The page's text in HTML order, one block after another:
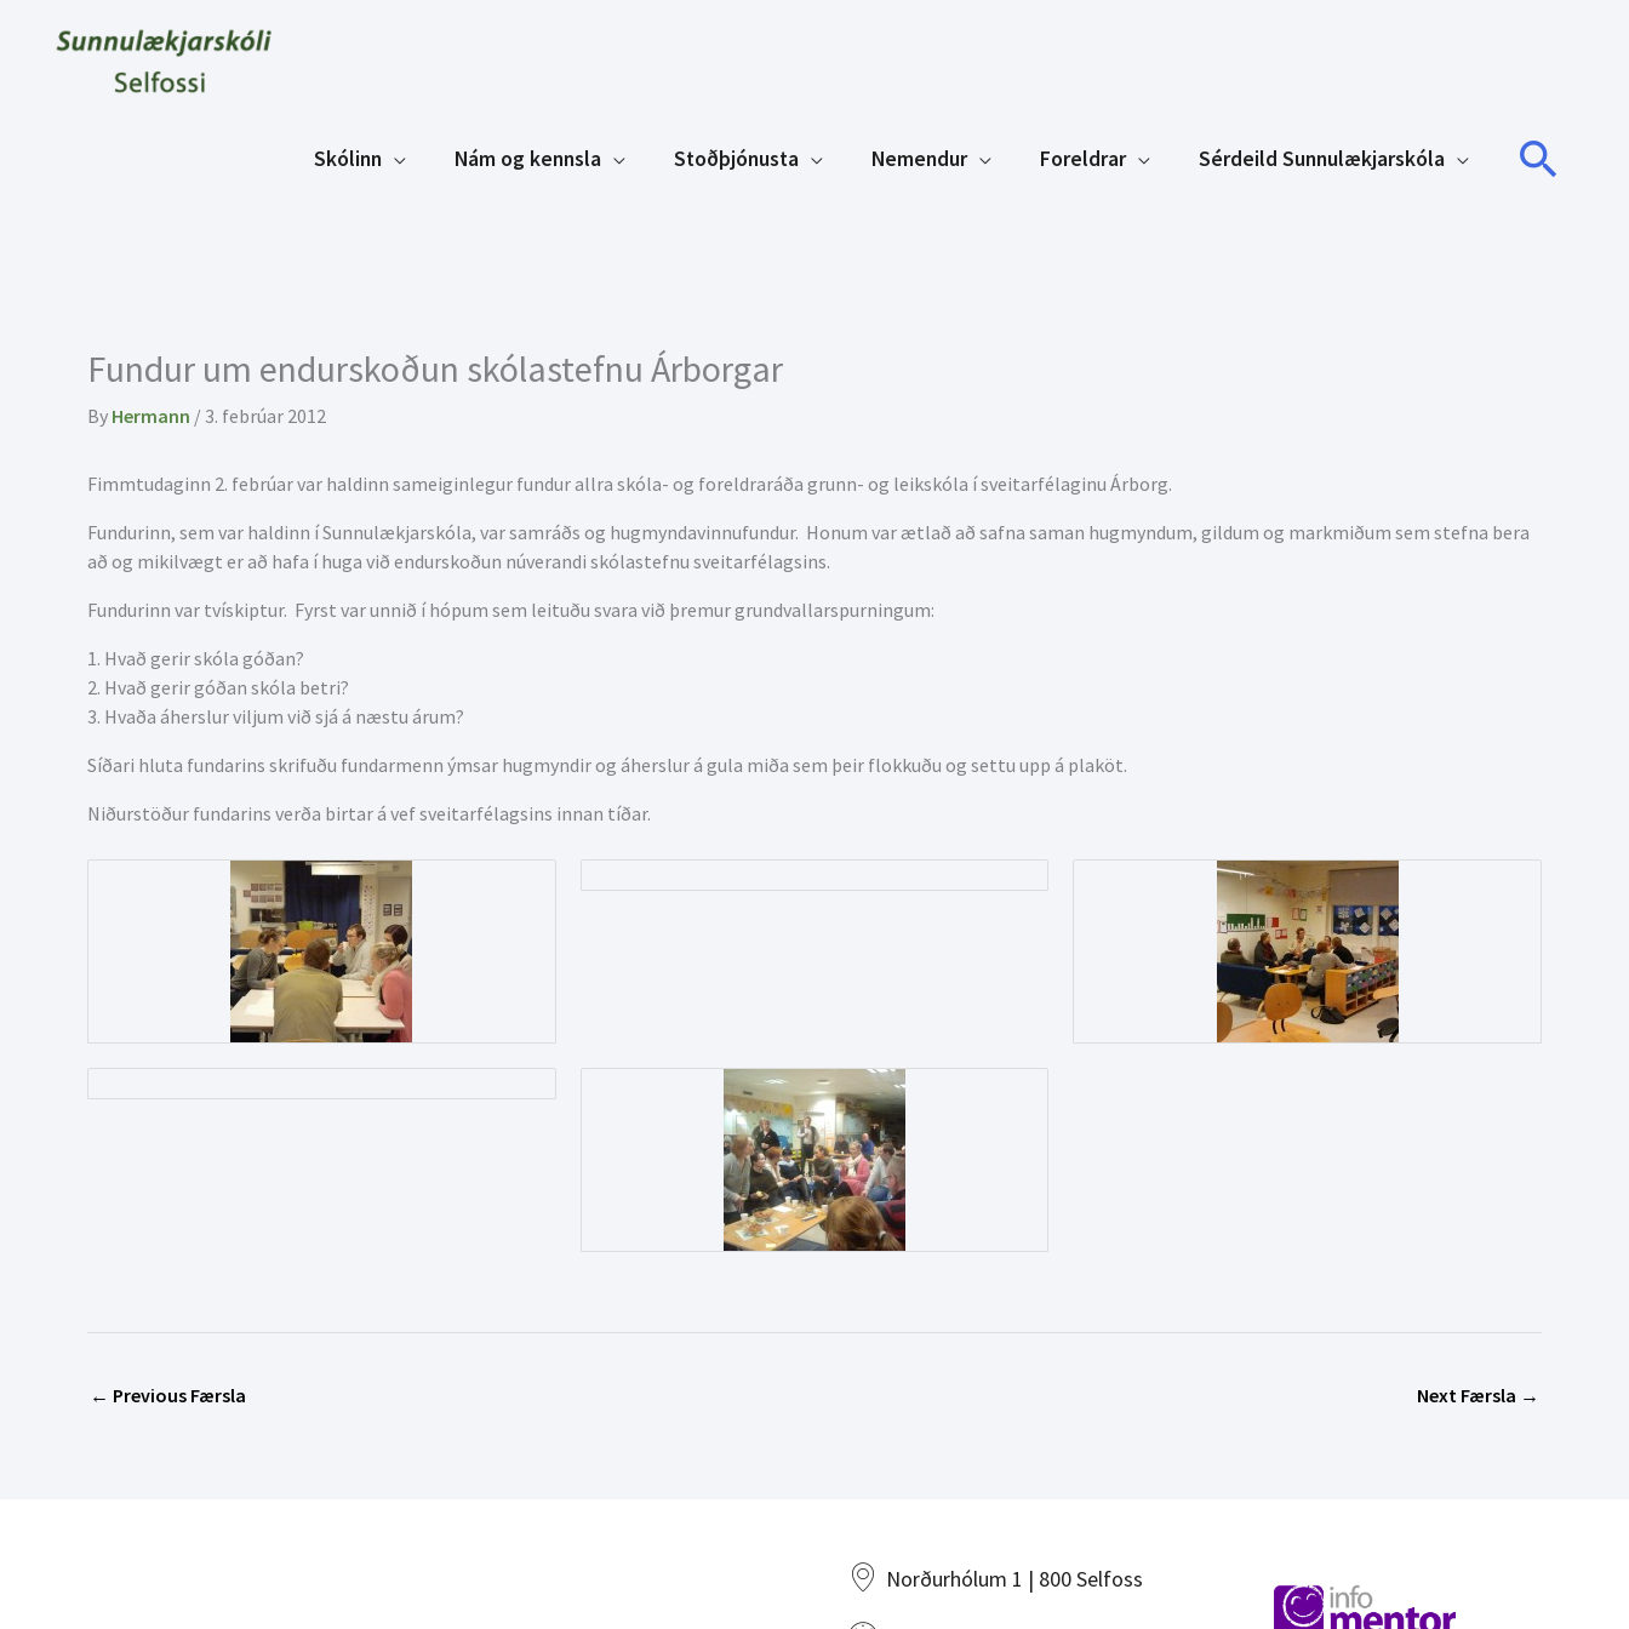
Skólinn Nám og kennsla Stoðþjónusta Nemendur Foreldrar Sérdeild Sunnulækjarskóla
Fundur um endurskoðun skólastefnu Árborgar
By Hermann / 3. febrúar 2012
Fimmtudaginn 2. febrúar var haldinn sameiginlegur fundur allra skóla- og foreldraráða grunn- og leikskóla í sveitarfélaginu Árborg.
Fundurinn, sem var haldinn í Sunnulækjarskóla, var samráðs og hugmyndavinnufundur. Honum var ætlað að safna saman hugmyndum, gildum og markmiðum sem stefna bera
að og mikilvægt er að hafa í huga við endurskoðun núverandi skólastefnu sveitarfélagsins.
Fundurinn var tvískiptur. Fyrst var unnið í hópum sem leituðu svara við þremur grundvallarspurningum:
1. Hvað gerir skóla góðan?
2. Hvað gerir góðan skóla betri?
3. Hvaða áherslur viljum við sjá á næstu árum?
Síðari hluta fundarins skrifuðu fundarmenn ýmsar hugmyndir og áherslur á gula miða sem þeir flokkuðu og settu upp á plaköt.
Niðurstöður fundarins verða birtar á vef sveitarfélagsins innan tíðar.
← Previous Færsla Next Færsla →
Norðurhólum 1 | 800 Selfoss